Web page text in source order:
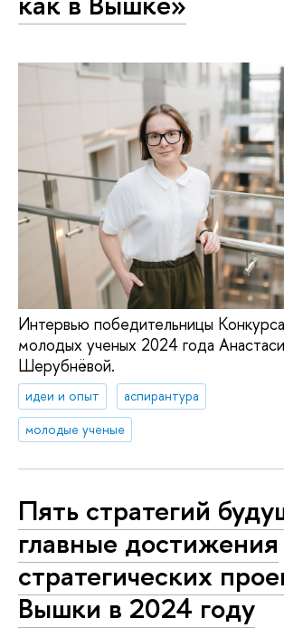
Интервью победительницы
молодых ученых 2024 года
Шерубнёвой.
идеи и опыт
аспирантура
молодые ученые
Пять стратегий
главные достижения
стратегических
Вышки в 2024 году